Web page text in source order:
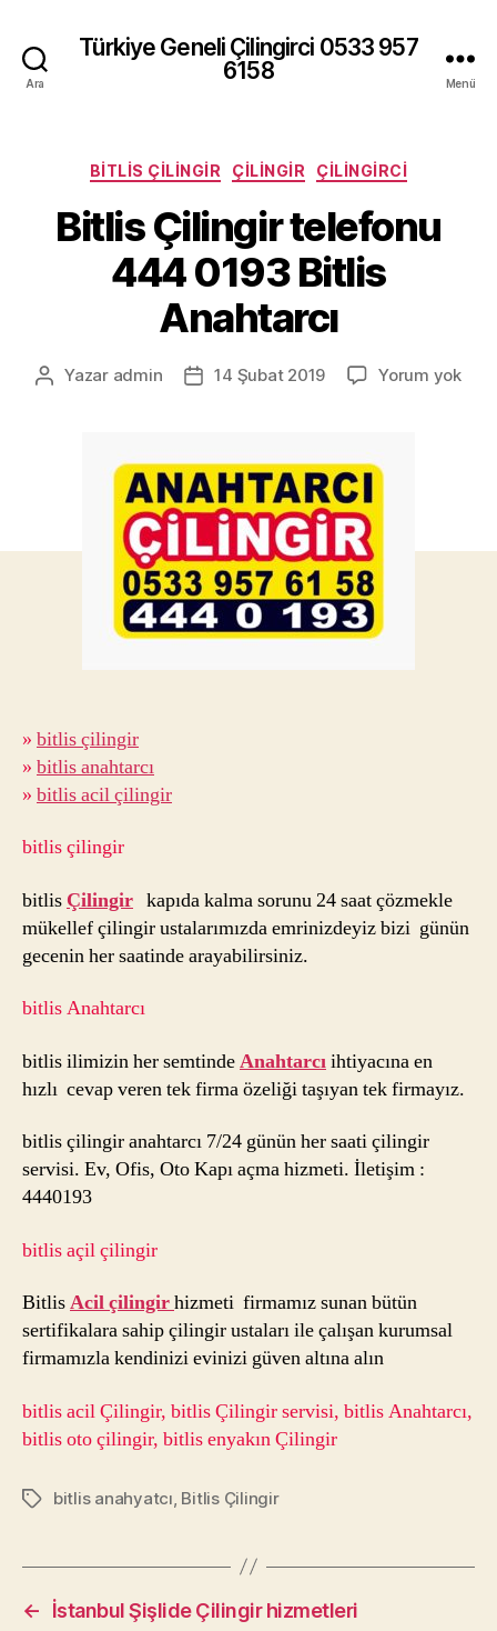
Ara
Türkiye Geneli Çilingirci 0533 957
6158
Menü
Kategoriler
BITLIS ÇILINGIR ÇILINGIR ÇILINGIRCI
Bitlis Çilingir telefonu
444 0193 Bitlis
Anahtarcı
Yazının
Yazar admin
Yazı14 Şubat 2019 Yorum yok
» bitlis çilingir
» bitlis anahtarcı
» bitlis acil çilingir
bitlis çilingir
bitlis Çilingir kapıda kalma sorunu 24 saat çözmekle
mükellef çilingir ustalarımızda emrinizdeyiz bizi günün
gecenin her saatinde arayabilirsiniz.
bitlis Anahtarcı
bitlis ilimizin her semtindeAnahtarcıihtiyacına en
hızlı cevap veren tek firma özeliği taşıyan tek firmayız.
bitlis çilingir anahtarcı 7/24 günün her saati çilingir
servisi. Ev, Ofis, Oto Kapı açma hizmeti. İletişim :
4440193
bitlis açil çilingir
BitlisAcil çilingirhizmeti firmamız sunan bütün
sertifikalara sahip çilingir ustaları ile çalışan kurumsal
firmamızla kendinizi evinizi güven altına alın
bitlis acil Çilingir, bitlis Çilingir servisi, bitlis Anahtarcı,
bitlis oto çilingir, bitlis enyakın Çilingir
Etiketlerbitlis anahyatcı Bitlis Çilingir
←
İstanbul Şişlide Çilingir hizmetleri